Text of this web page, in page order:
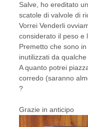
Salve, ho ereditato
scatole di valvole di
Vorrei Venderli
considerato il peso e
Premetto che sono
inutilizzati da qualche
A quanto potrei
corredo (saranno
?
Grazie in anticipo